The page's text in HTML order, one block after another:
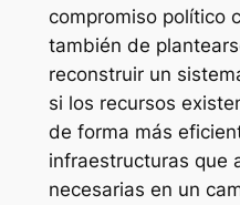
compromiso político
también de
reconstruir un
si los recursos
de forma más
infraestructuras que
necesarias en un